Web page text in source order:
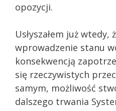
opozycji.
Usłyszałem już wtedy,
wprowadzenie stanu
konsekwencją
się rzeczywistych
samym, możliwość
dalszego trwania